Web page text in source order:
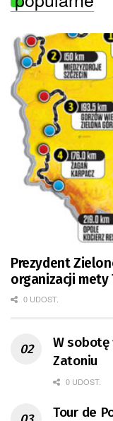
Prezydent
organizacji mety
0 UDOST.
W
Zatoniu
0 UDOST.
Tour de